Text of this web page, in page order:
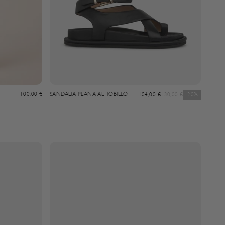
Angebot
100,00 € SANDALIA PLANA AL TOBILLO Angebot
104,00 €Regulärer Preis
130,00 € -20%